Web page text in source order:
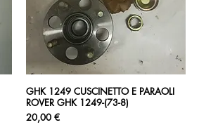
Vista rapida
GHK 1249 CUSCINETTO E PARAOLI
ROVER GHK 1249-(73-8)
Prezzo
20,00 €